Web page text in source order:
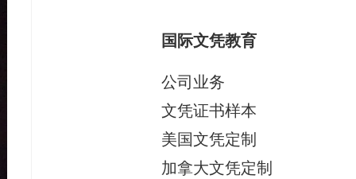
国际文凭教育
公司业务
文凭证书样本
美国文凭定制
加拿大文凭定制